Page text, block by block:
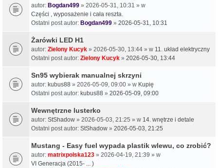
autor: Bogdan499 » 2026-05-31, 10:31 » w
Części , wyposażenie i cała reszta.
Ostatni post autor: Bogdan499 » 2026-05-31, 10:31
Żarówki LED H1
autor: Zielony Kucyk » 2026-05-30, 13:44 » w 11. układ elektryczny
Ostatni post autor: Zielony Kucyk » 2026-05-30, 13:44
Sn95 wybierak manualnej skrzyni
autor: kubus88 » 2026-05-09, 09:00 » w Kupię
Ostatni post autor: kubus88 » 2026-05-09, 09:00
Wewnętrzne lusterko
autor: StShadow » 2026-05-03, 21:25 » w 14. wnętrze i detale
Ostatni post autor: StShadow » 2026-05-03, 21:25
Mustang - Easy fuel wypada plastik wlewu, co zrobić?
autor: matrixpolska123 » 2026-04-19, 21:39 » w
VI Generacja (2015- ... )